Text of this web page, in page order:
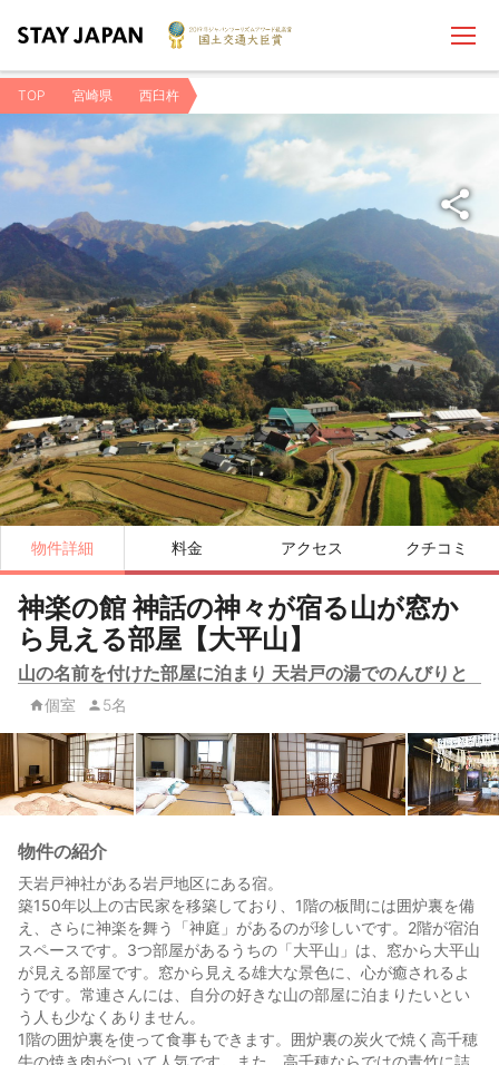
TOP 宮崎県 西臼杵
物件詳細 料金 アクセス クチコミ
神楽の館 神話の神々が宿る山が窓か
ら見える部屋【大平山】
山の名前を付けた部屋に泊まり 天岩戸の湯でのんびりと
個室 5名
物件の紹介
天岩戸神社がある岩戸地区にある宿。
築150年以上の古民家を移築しており、1階の板間には囲炉裏を備
え、さらに神楽を舞う「神庭」があるのが珍しいです。2階が宿泊
スペースです。3つ部屋があるうちの「大平山」は、窓から大平山
が見える部屋です。窓から見える雄大な景色に、心が癒されるよ
うです。常連さんには、自分の好きな山の部屋に泊まりたいとい
う人も少なくありません。
1階の囲炉裏を使って食事もできます。囲炉裏の炭火で焼く高千穂
牛の焼き肉がついて人気です。また、高千穂ならではの青竹に詰